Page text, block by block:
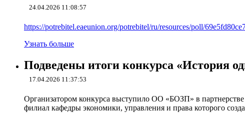
24.04.2026 11:08:57
https://potrebitel.eaeunion.org/potrebitel/ru/resources/poll/
Узнать больше
Подведены итоги конкурса «История
17.04.2026 11:37:53
Организатором конкурса выступило ОО «БОЗП» в
филиал кафедры экономики, управления и права которого